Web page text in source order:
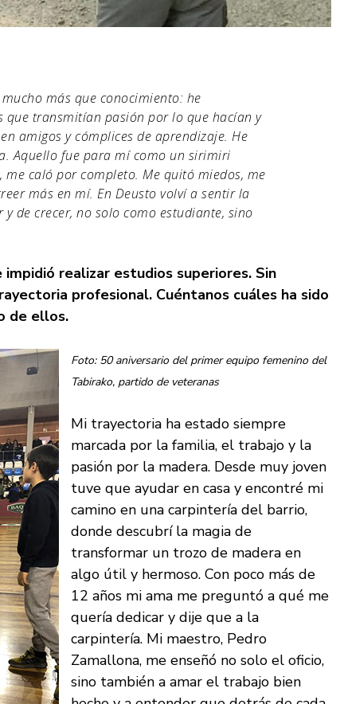
más que conocimiento: he
que transmitían pasión por lo que hacían y
amigos y cómplices de aprendizaje. He
Aquello fue para mí como un sirimiri
me caló por completo. Me quitó miedos, me
más en mí. En Deusto volví a sentir la
de crecer, no solo como estudiante, sino
realizar estudios superiores. Sin
profesional. Cuéntanos cuáles ha sido
de ellos.
Foto: 50 aniversario del primer equipo femenino del
Tabirako, partido de veteranas
Mi trayectoria ha estado siempre
marcada por la familia, el trabajo y la
pasión por la madera. Desde muy joven
tuve que ayudar en casa y encontré mi
camino en una carpintería del barrio,
donde descubrí la magia de
transformar un trozo de madera en
algo útil y hermoso. Con poco más de
12 años mi ama me preguntó a qué me
quería dedicar y dije que a la
carpintería. Mi maestro, Pedro
Zamallona, me enseñó no solo el oficio,
sino también a amar el trabajo bien